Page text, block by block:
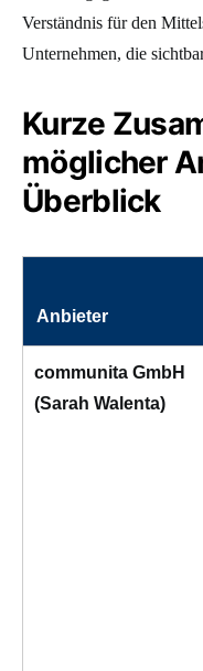
Verständnis für den
Unternehmen, die
Kurze
möglicher
Überblick
Anbieter
communita GmbH
(Sarah Walenta)